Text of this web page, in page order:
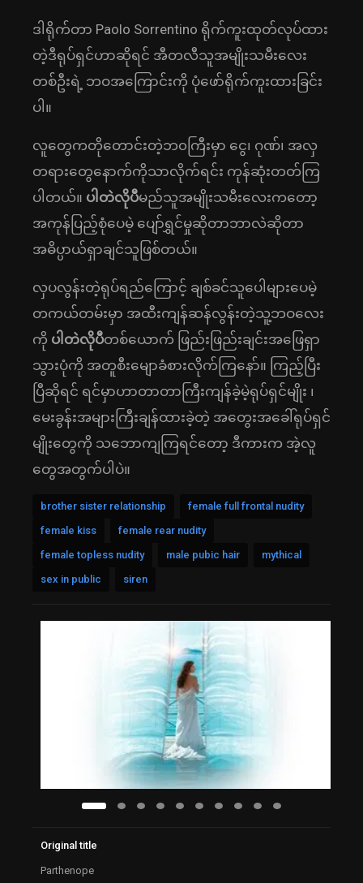
ဒါရိုက်တာ Paolo Sorrentino ရိုက်ကူးထုတ်လုပ်ထား
တဲ့ဒီရုပ်ရှင်ဟာဆိုရင် အီတလီသူအမျိုးသမီးလေး
တစ်ဦးရဲ့ ဘဝအကြောင်းကို ပုံဖော်ရိုက်ကူးထားခြင်း
ပါ။
လူတွေကတိုတောင်းတဲ့ဘ၀ကြီးမှာ ငွေ၊ ဂုဏ်၊ အလှ
တရားတွေနောက်ကိုသာလိုက်ရင်း ကုန်ဆုံးတတ်ကြ
ပါတယ်။ ပါတဲလိုပီမည်သူအမျိုးသမီးလေးကတော့
အကုန်ပြည့်စုံပေမဲ့ ပျော်ရွှင်မှုဆိုတာဘာလဲဆိုတာ
အဓိပ္ပာယ်ရှာချင်သူဖြစ်တယ်။
လှပလွန်းတဲ့ရုပ်ရည်ကြောင့် ချစ်ခင်သူပေါများပေမဲ့
တကယ်တမ်းမှာ အထီးကျန်ဆန်လွန်းတဲ့သူ့ဘဝလေး
ကို ပါတဲလိုပီတစ်ယောက် ဖြည်းဖြည်းချင်း‌အဖြေရှာ
သွားပုံကို အတူစီးမျောခံစားလိုက်ကြနော်။ ကြည့်ပြီး
ပြီဆို‌ရင် ရင်မှာဟာတာတာကြီးကျန်ခဲ့မဲ့ရုပ်ရှင်မျိုး ၊
မေးခွန်း‌အများကြီးချန်ထားခဲ့တဲ့ အတွေးအခေါ်ရုပ်ရှင်
မျိုးတွေကို သဘောကျကြရင်တော့ ဒီကားက အဲ့လူ
တွေအတွက်ပါပဲ။
brother sister relationship
female full frontal nudity
female kiss
female rear nudity
female topless nudity
male pubic hair
mythical
sex in public
siren
Original title
Parthenope